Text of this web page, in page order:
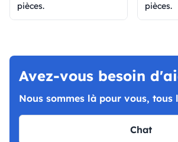
pièces.
pièces.
Avez-vous besoin
Nous sommes là pour vous, tous
Chat